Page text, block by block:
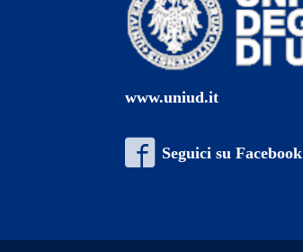
www.uniud.it
Seguici su Facebook